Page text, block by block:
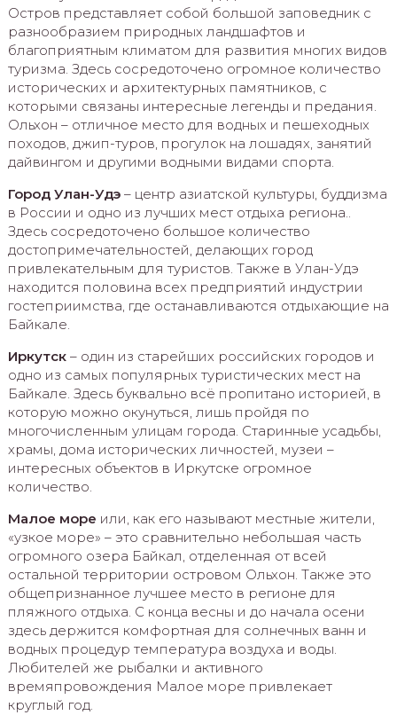
Остров представляет собой большой заповедник с
разнообразием природных ландшафтов и
благоприятным климатом для развития многих видов
туризма. Здесь сосредоточено огромное количество
исторических и архитектурных памятников, с
которыми связаны интересные легенды и предания.
Ольхон – отличное место для водных и пешеходных
походов, джип-туров, прогулок на лошадях, занятий
дайвингом и другими водными видами спорта.
Город Улан-Удэ– центр азиатской культуры, буддизма
в России и одно из лучших мест отдыха региона..
Здесь сосредоточено большое количество
достопримечательностей, делающих город
привлекательным для туристов. Также в Улан-Удэ
находится половина всех предприятий индустрии
гостеприимства, где останавливаются отдыхающие на
Байкале.
Иркутск– один из старейших российских городов и
одно из самых популярных туристических мест на
Байкале. Здесь буквально всё пропитано историей, в
которую можно окунуться, лишь пройдя по
многочисленным улицам города. Старинные усадьбы,
храмы, дома исторических личностей, музеи –
интересных объектов в Иркутске огромное
количество.
Малое море или, как его называют местные жители,
«узкое море» – это сравнительно небольшая часть
огромного озера Байкал, отделенная от всей
остальной территории островом Ольхон. Также это
общепризнанное лучшее место в регионе для
пляжного отдыха. С конца весны и до начала осени
здесь держится комфортная для солнечных ванн и
водных процедур температура воздуха и воды.
Любителей же рыбалки и активного
времяпровождения Малое море привлекает
круглый год.